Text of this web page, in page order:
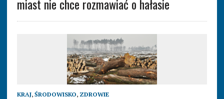
miast nie chce rozmawiać o hałasie
KRAJ, ŚRODOWISKO, ZDROWIE